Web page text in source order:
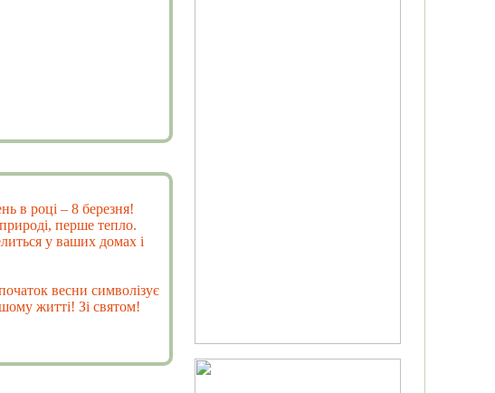
в році – 8 березня!
перше тепло.
у ваших домах і
весни символізує
житті! Зі святом!